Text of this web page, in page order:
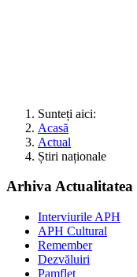
Sunteți aici:
Acasă
Actual
Știri naționale
Arhiva Actualitatea
Interviurile APH
APH Cultural
Remember
Dezvăluiri
Pamflet